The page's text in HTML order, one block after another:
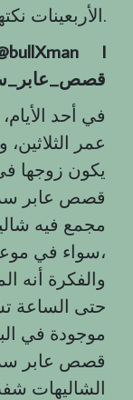
الأربعينات نكتهن.
I
قصص عابر
في أحد
عمر
يكون زوجها
قصص عابر
مجمع فيه
سواء في
حتى الساعة
موجودة في
قصص عابر
الشاليهات